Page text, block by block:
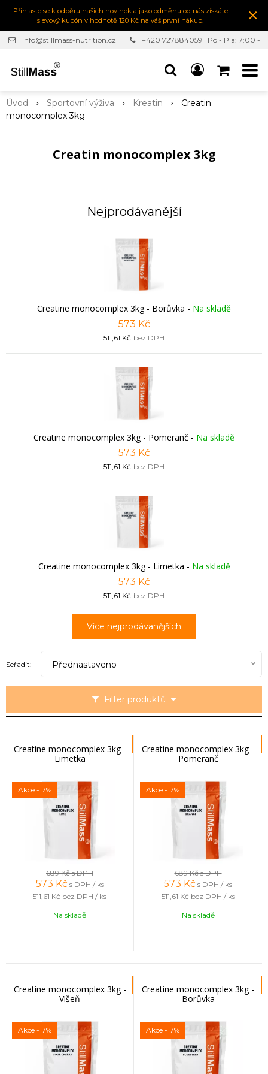
Přihlaste se k odběru našich novinek a jako odměnu od nás získáte
slevový kupón v hodnotě 120 Kč na váš první nákup.
×
info@stillmass-nutrition.cz
+420 727884059 | Po - Pia: 7:00 -
Úvod Sportovní výživa Kreatin
Creatin
monocomplex 3kg
Creatin monocomplex 3kg
Nejprodávanější
Creatine monocomplex 3kg - Borůvka - Na skladě
573 Kč
511,61 Kč bez DPH
Creatine monocomplex 3kg - Pomeranč - Na skladě
573 Kč
511,61 Kč bez DPH
Creatine monocomplex 3kg - Limetka - Na skladě
573 Kč
511,61 Kč bez DPH
Více nejprodávanějších
Filter produktů
Seřadit: Přednastaveno
Creatine monocomplex 3kg -
Limetka
Akce -17%
689 Kčs DPH
573 Kč s DPH / ks
511,61 Kč bez DPH / ks
Na skladě
Creatine monocomplex 3kg -
Pomeranč
Akce -17%
689 Kčs DPH
573 Kč s DPH / ks
511,61 Kč bez DPH / ks
Na skladě
Creatine monocomplex 3kg -
Višeň
Akce -17%
Creatine monocomplex 3kg -
Borůvka
Akce -17%